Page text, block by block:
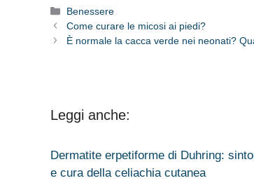
che faresti
bene a seguire
bene a seguire
Categorie
Benessere
Come curare le micosi ai piedi?
È normale la cacca verde nei neonati?
Leggi anche:
Dermatite erpetiforme di Duhring:
e cura della celiachia cutanea